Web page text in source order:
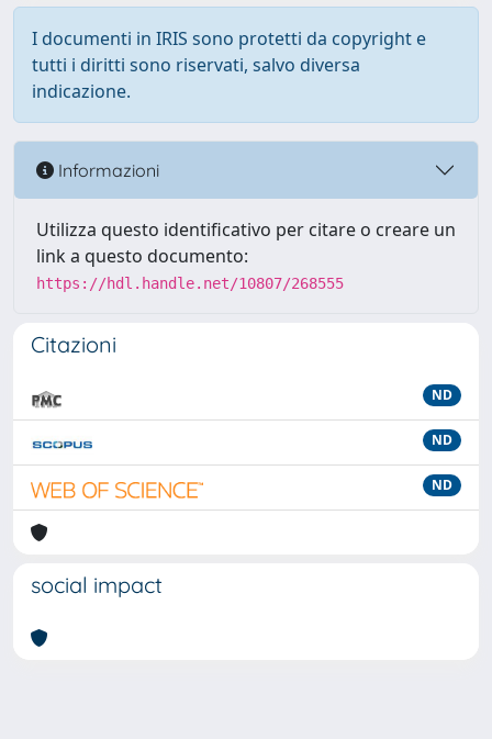
I documenti in IRIS sono protetti da copyright e
tutti i diritti sono riservati, salvo diversa
indicazione.
Informazioni
Utilizza questo identificativo per citare o creare un
link a questo documento:
https://hdl.handle.net/10807/268555
Citazioni
ND
ND
ND
social impact